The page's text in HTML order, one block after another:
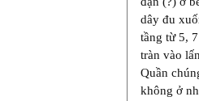
dây đu
tầng từ 5,
tràn vào
Quần
không ở